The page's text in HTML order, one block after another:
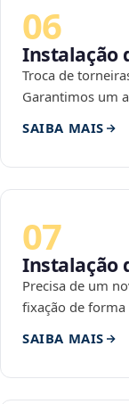
06
Instalação
Troca de
Garantimos um
SAIBA MAIS
07
Instalação
Precisa de um
fixação de
SAIBA MAIS